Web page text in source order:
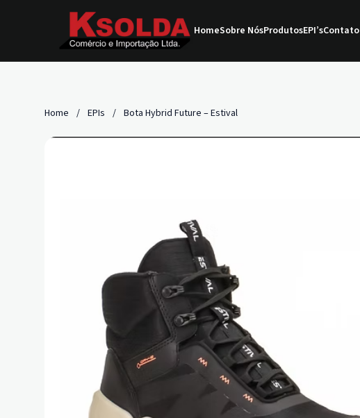
HomeSobre NósProdutosEPI’sContato
Home / EPIs / Bota Hybrid Future – Estival